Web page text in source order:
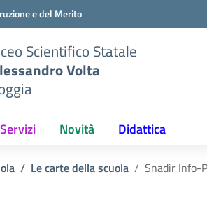
e del Merito
Scientifico Statale
Volta
Servizi Novità Didattica
Le carte della scuola Snadir Info-